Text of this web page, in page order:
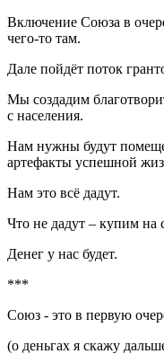
Включение Союза в
чего-то там.
Дале пойдёт поток
Мы создадим
с населения.
Нам нужны будут
артефакты успешной
Нам это всё дадут.
Что не дадут – купим на
Денег у нас будет.
***
Союз - это в первую
(о деньгах я скажу